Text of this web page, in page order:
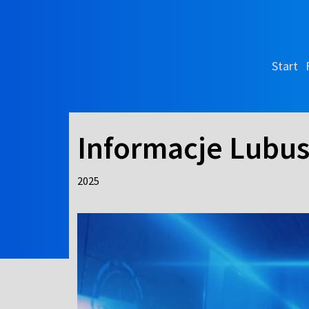
Start
Informacje
2025